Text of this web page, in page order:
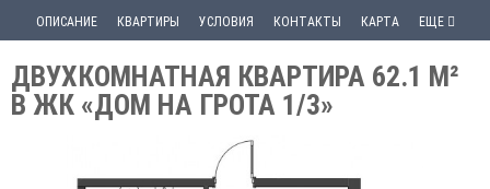
ОПИСАНИЕ КВАРТИРЫ УСЛОВИЯ КОНТАКТЫ КАРТА ЕЩЕ
ДВУХКОМНАТНАЯ КВАРТИРА 62.1 М²
В ЖК «ДОМ НА ГРОТА 1/3»